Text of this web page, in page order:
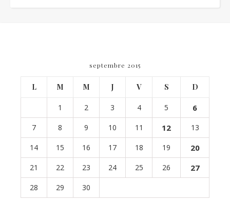
septembre 2015
L M M J V S D
1 2 3 4 5 6
7 8 9 10 11 12 13
14 15 16 17 18 19 20
21 22 23 24 25 26 27
28 29 30